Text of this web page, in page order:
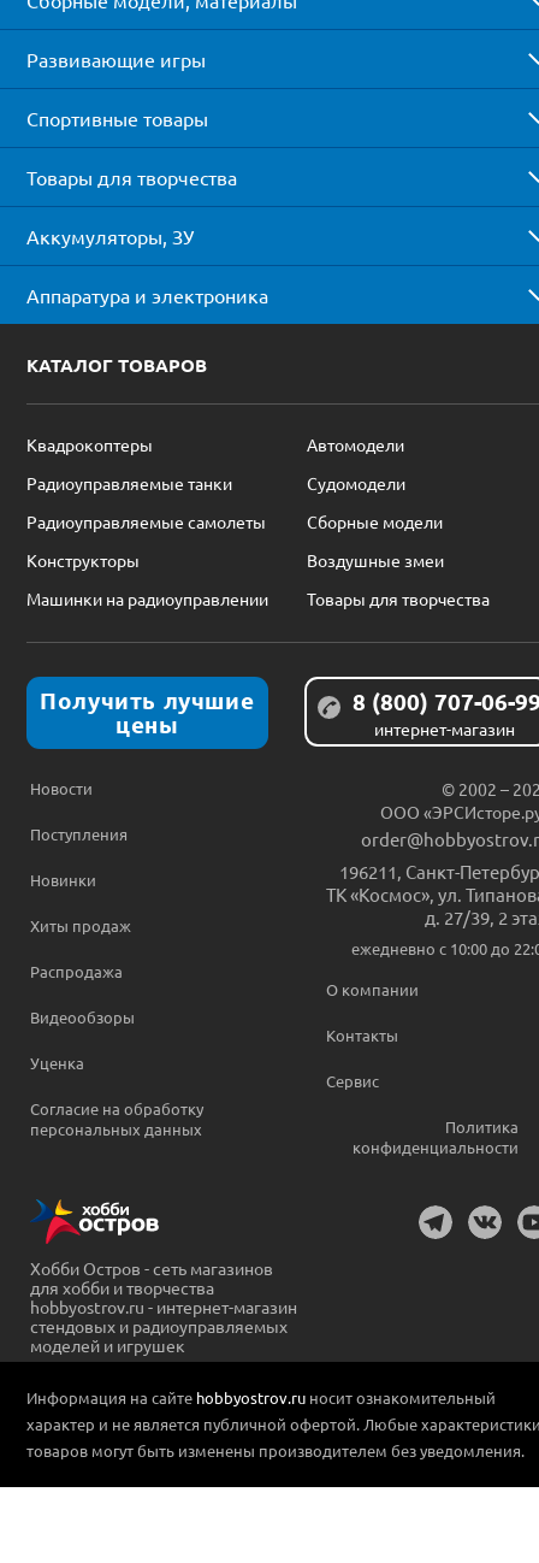
Развивающие игры
Спортивные товары
Товары для творчества
Аккумуляторы, ЗУ
Аппаратура и электроника
КАТАЛОГ ТОВАРОВ
Квадрокоптеры
Автомодели
Радиоуправляемые танки
Судомодели
Радиоуправляемые самолеты
Сборные модели
Конструкторы
Воздушные змеи
Машинки на радиоуправлении
Товары для творчества
Получить лучшие
цены
8 (800) 707-06-
интернет-магазин
Новости
Поступления
Новинки
Хиты продаж
Распродажа
Видеообзоры
Уценка
Согласие на обработку
персональных данных
© 2002 –
ООО
196211 Санкт-
ТК «Космос», ул.
д. 27/39, 2
ежедневно c 10:00 до
О компании
Контакты
Сервис
Политика
конфиденциальности
Хобби Остров - сеть магазинов
для хобби и творчества
hobbyostrov.ru - интернет-магазин
стендовых и радиоуправляемых
моделей и игрушек
Информация на сайте hobbyostrov.ru носит ознакомительный
характер и не является публичной офертой. Любые
товаров могут быть изменены производителем без уведомления.